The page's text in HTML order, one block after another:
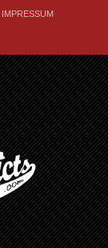
IMPRESSUM